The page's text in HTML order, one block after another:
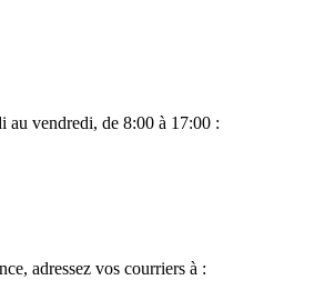
au vendredi, de 8:00 à 17:00 :
adressez vos courriers à :